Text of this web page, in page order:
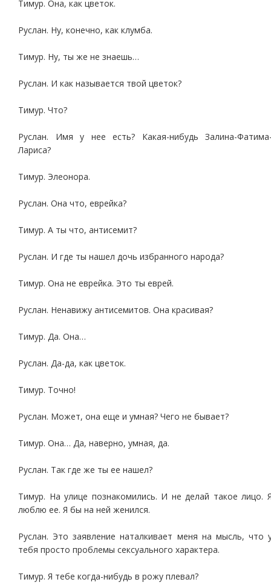
Тимур. Она, как цветок.
Руслан. Ну, конечно, как клумба.
Тимур. Ну, ты же не знаешь…
Руслан. И как называется твой цветок?
Тимур. Что?
Руслан. Имя у нее есть? Какая-нибудь Залина-
Лариса?
Тимур. Элеонора.
Руслан. Она что, еврейка?
Тимур. А ты что, антисемит?
Руслан. И где ты нашел дочь избранного народа?
Тимур. Она не еврейка. Это ты еврей.
Руслан. Ненавижу антисемитов. Она красивая?
Тимур. Да. Она…
Руслан. Да-да, как цветок.
Тимур. Точно!
Руслан. Может, она еще и умная? Чего не бывает?
Тимур. Она… Да, наверно, умная, да.
Руслан. Так где же ты ее нашел?
Тимур. На улице познакомились. И не делай такое лицо.
люблю ее. Я бы на ней женился.
Руслан. Это заявление наталкивает меня на мысль, что
тебя просто проблемы сексуального характера.
Тимур. Я тебе когда-нибудь в рожу плевал?